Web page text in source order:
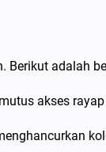
adalah
akses